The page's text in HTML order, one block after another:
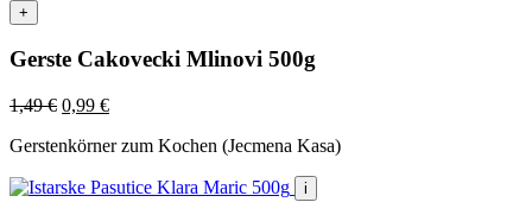
+
Gerste Cakovecki Mlinovi 500g
1,49€ Ursprünglicher
war:
0,99 €Aktueller
ist:
Gerstenkörner zum Kochen (Jecmena Kasa)
i